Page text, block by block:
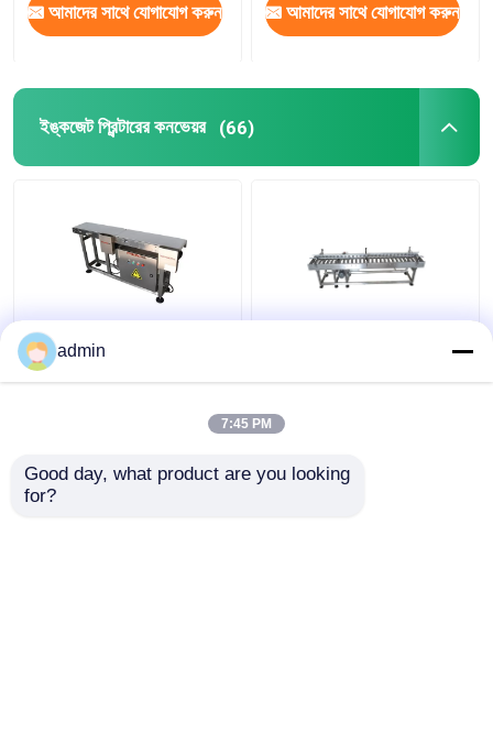
আমাদের সাথে যোগাযোগ করুন আমাদের সাথে যোগাযোগ করুন
ইঙ্কজেট প্রিন্টারের কনভেয়র (66)
ডাবল মোটর এবং ইনভার্টার পার্ট
ইনকজেট প্রিন্টার কনভেয়র
admin
7:45 PM
Good day, what product are you looking
for?